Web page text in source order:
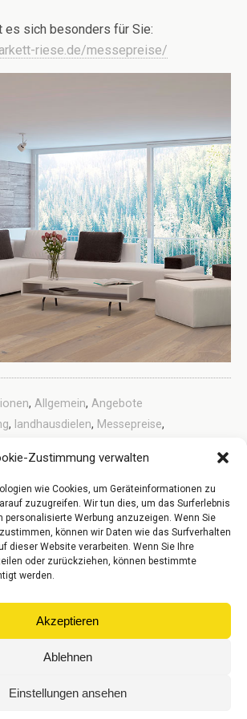
Zustimmung verwalten
wie Cookies, um Geräteinformationen zu
zuzugreifen. Wir tun dies, um das Surferlebnis
personalisierte Werbung anzuzeigen. Wenn Sie
können wir Daten wie das Surfverhalten
dieser Website verarbeiten. Wenn Sie Ihre
oder zurückziehen, können bestimmte
werden.
Akzeptieren
Ablehnen
Einstellungen ansehen
es sich besonders für Sie:
riese.de/messepreise/
, Allgemein, Angebote
, landhausdielen, Messepreise,
Nächster Beitrag
Ter Hürne Laminat
Desktop